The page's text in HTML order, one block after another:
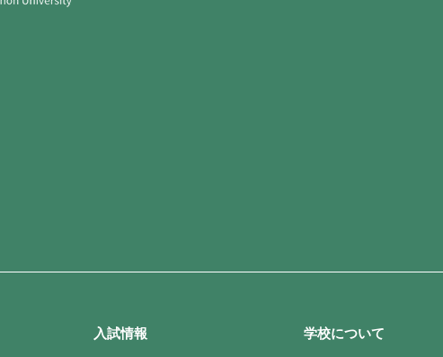
入試情報 学校について